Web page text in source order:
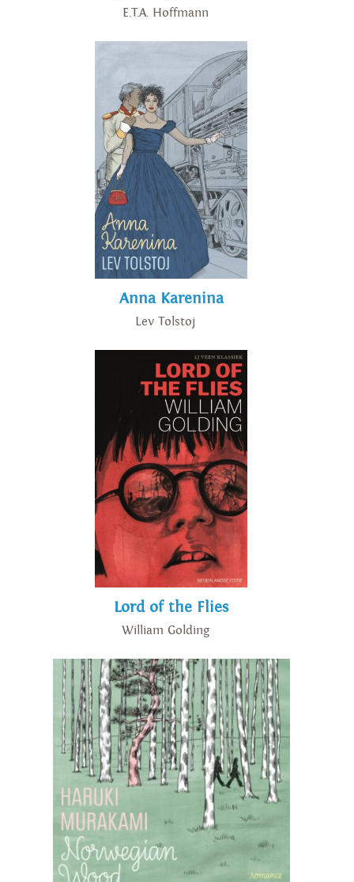
E.T.A. Hoffmann
Anna Karenina
Lev Tolstoj
Lord of the Flies
William Golding